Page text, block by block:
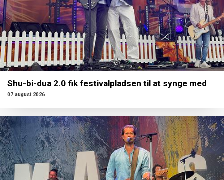
Shu-bi-dua 2.0 fik festivalpladsen til at synge med
07 august 2026